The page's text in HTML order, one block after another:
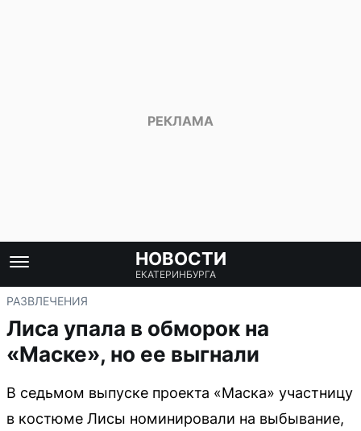
НОВОСТИ
ЕКАТЕРИНБУРГА
РАЗВЛЕЧЕНИЯ
Лиса упала в обморок на
«Маске», но ее выгнали
В седьмом выпуске проекта «Маска» участницу
в костюме Лисы номинировали на выбывание,